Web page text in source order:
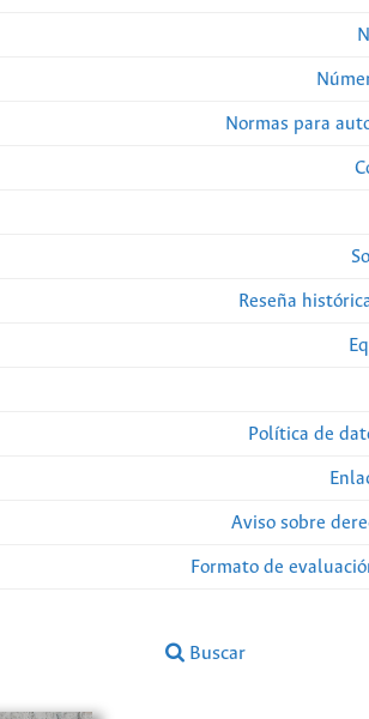
Normas para
Reseña
Política de
Aviso sobre
Formato de
Buscar